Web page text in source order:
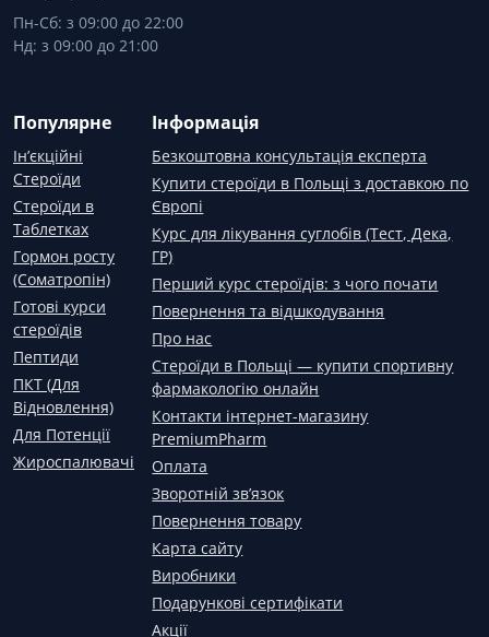
Пн-Сб: з 09:00 до 22:00
Нд: з 09:00 до 21:00
Популярне
Ін’єкційні
Стероїди
Стероїди в
Таблетках
Гормон росту
(Соматропін)
Готові курси
стероїдів
Пептиди
ПКТ (Для
Відновлення)
Для Потенції
Жироспалювачі
Інформація
Безкоштовна консультація експерта
Купити стероїди в Польщі з доставкою по
Європі
Курс для лікування суглобів (Тест, Дека,
ГР)
Перший курс стероїдів: з чого почати
Повернення та відшкодування
Про нас
Стероїди в Польщі — купити спортивну
фармакологію онлайн
Контакти інтернет-магазину
PremiumPharm
Оплата
Зворотній зв’язок
Повернення товару
Карта сайту
Виробники
Подарункові сертифікати
Акції